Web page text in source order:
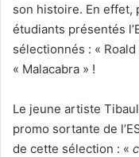
son histoire. En effet,
étudiants présentés
sélectionnés : «
« Malacabra » !
Le jeune artiste
promo sortante de
de cette sélection : «